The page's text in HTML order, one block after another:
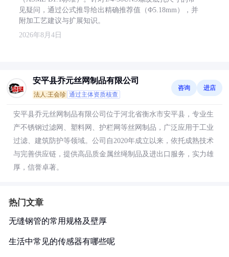
见疑问，通过公式推导给出精确推荐值（Φ5.18mm），并
附加工艺建议与扩展知识。
2026年8月4日
安平县乔元丝网制品有限公司
法人:王会珍 通过主体资质核查
咨询 进店
安平县乔元丝网制品有限公司位于河北省衡水市安平县，专业生
产不锈钢过滤网、塑料网、护栏网等丝网制品，广泛应用于工业
过滤、建筑防护等领域。公司自2020年成立以来，依托成熟技术
与完善供应链，提供高品质金属丝绳制品及进出口服务，实力雄
厚，信誉卓著。
热门文章
无缝钢管的常用规格及壁厚
生活中常见的传感器有哪些呢